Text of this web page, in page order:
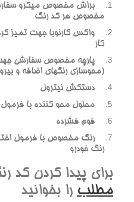
براش مخصوص ميکرو
مخصوص هر کد رنگ
واکس کارنوبا جهت تميز
کار
(محوسازي رنگهاي اضافه و
دستکش نيترول
محلول محو کننده با
فوم فشرده
رنگ مخصوص با فرمول
رنگ خودرو
براي پيدا کردن
مطلب را بخوانيد